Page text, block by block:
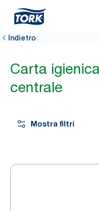
Indietro
Carta
centrale
Mostra filtri